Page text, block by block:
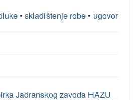
• skladištenje robe • ugovor
Jadranskog zavoda HAZU